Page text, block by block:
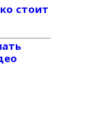
стоит